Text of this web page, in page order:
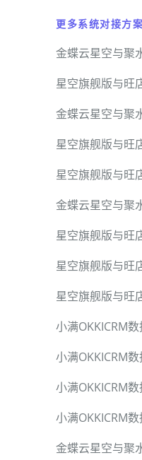
更多系统对接方案
金蝶云星空与聚
金蝶云星空与聚
金蝶云星空与聚
金蝶云星空与聚